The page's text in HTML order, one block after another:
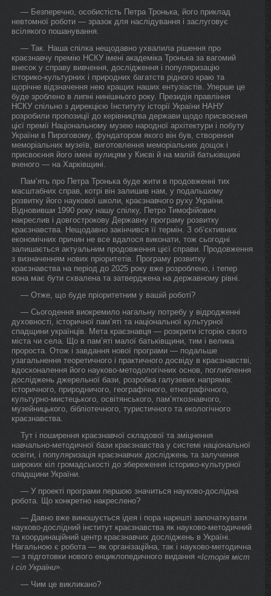
— Безперечно, особистість Петра Тронька, його приклад
невтомної роботи — зразок для наслідування і заслуговує
всілякого пошанування.
— Так. Наша спілка нещодавно ухвалила рішення про
краєзнавчу премію НСКУ імені академіка Тронька за вагомий
внесок у справу вивчення, дослідження і популяризацію
історико-культурних і природних багатств рідного краю та
щорічне відзначення нею кращих наших ентузіастів. Уперше це
буде зроблено в липні нинішнього року. Президія правління
НСКУ спільно з дирекцією Інституту історії України НАНУ
розробили пропозиції до керівництва держави щодо присвоєння
цієї премії Національному музею народної архітектури і побуту
України в Пироговому, фундатором якого він був, створення
меморіальних музеїв, виготовлення меморіальних дощок і
присвоєння його імені вулицям у Києві й на малій батьківщині
вченого — на Харківщині.
Пам’ять про Петра Тронька буде жити в продовженні тих
масштабних справ, котрі він залишив нам, у подальшому
розвитку його наукової школи, краєзнавчого руху України.
Відновивши 1990 року нашу спілку, Петро Тимофійович
накреслив і довгострокову Державну програму розвитку
краєзнавства. Нещодавно закінчився її термін. З об’єктивних
економічних причин не все вдалося виконати, тож сьогодні
залишається актуальним продовження цієї справи. Продовження
з визначенням нових пріоритетів. Програму розвитку
краєзнавства на період до 2025 року вже розроблено, і тепер
вона має бути схвалена та затверджена на державному рівні.
— Отже, що буде пріоритетним у вашій роботі?
— Сьогодення виокремило нагальну потребу у відродженні
духовності, історичної пам’яті та національної культурної
спадщини українців. Мета краєзнавця — розкрити історію свого
міста чи села. Що в пам’яті малої батьківщини, тим і велика
пророста. Отож і завдання нової програми — подальше
узагальнення теоретичного і практичного досвіду в краєзнавстві,
вдосконалення його науково-методологічних основ, поглиблення
досліджень джерельної бази, розробка галузевих напрямів:
історичного, природничого, географічного, етнографічного,
культурно-мистецького, освітянського, пам’яткознавчого,
музейницького, бібліотечного, туристичного та екологічного
краєзнавства.
Тут і поширення краєзнавчої складової та зміцнення
навчально-методичної бази краєзнавства у системі національної
освіти, і популяризація краєзнавчих досліджень та залучення
широких кіл громадськості до збереження історико-культурної
спадщини України.
— У проекті програми першою значиться науково-дослідна
робота. Що конкретно накреслено?
— Давно вже виношується ідея і пора нарешті започаткувати
науково-дослідний інститут краєзнавства як науково-методичний
та координаційний центр краєзнавчих досліджень в Україні.
Нагальною є робота — як організаційна, так і науково-методична
— з підготовки нового енциклопедичного видання «Історія міст
і сіл України».
— Чим це викликано?